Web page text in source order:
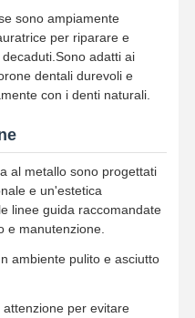
sono ampiamente
per riparare e
adatti ai
dentali durevoli e
con i denti naturali.
al metallo sono progettati
e un'estetica
linee guida raccomandate
e manutenzione.
ambiente pulito e asciutto
per evitare